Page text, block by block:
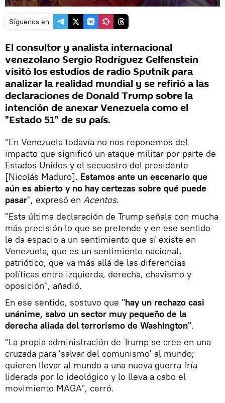
Síguenos en
El consultor y analista internacional
venezolano Sergio Rodríguez Gelfenstein
visitó los estudios de radio Sputnik para
analizar la realidad mundial y se refirió a las
declaraciones de Donald Trump sobre la
intención de anexar Venezuela como el
"Estado 51" de su país.
"En Venezuela todavía no nos reponemos del
impacto que significó un ataque militar por parte de
Estados Unidos y el secuestro del presidente
[Nicolás Maduro]. Estamos ante un escenario que
aún es abierto y no hay certezas sobre qué puede
pasar", expresó en Acentos.
"Esta última declaración de Trump señala con mucha
más precisión lo que se pretende y en ese sentido
le da espacio a un sentimiento que sí existe en
Venezuela, que es un sentimiento nacional,
patriótico, que va más allá de las diferencias
políticas entre izquierda, derecha, chavismo y
oposición", añadió.
En ese sentido, sostuvo que "hay un rechazo casi
unánime, salvo un sector muy pequeño de la
derecha aliada del terrorismo de Washington".
"La propia administración de Trump se cree en una
cruzada para 'salvar del comunismo' al mundo;
quieren llevar al mundo a una nueva guerra fría
liderada por lo ideológico y lo lleva a cabo el
movimiento MAGA", cerró.